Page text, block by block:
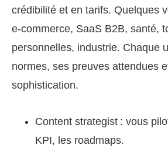
crédibilité et en tarifs. Quelques
e‑commerce, SaaS B2B, santé,
personnelles, industrie. Chaque
normes, ses preuves attendues
sophistication.
Content strategist : vous
KPI, les roadmaps.